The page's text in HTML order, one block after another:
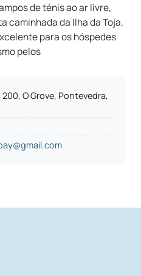
de ténis ao ar livre,
caminhada da Ilha da Toja.
para os hóspedes
pelos
O Grove, Pontevedra,